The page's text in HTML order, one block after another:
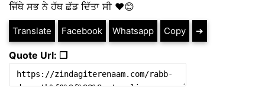
ਜਿੱਥੇ ਸਭ ਨੇ ਹੱਥ ਛੱਡ ਦਿੱਤਾ ਸੀ ♥️😊
Translate Facebook Whatsapp Copy ➔
Quote Url: ❐